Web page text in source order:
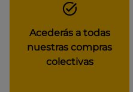
Acederás a todas
nuestras compras
colectivas